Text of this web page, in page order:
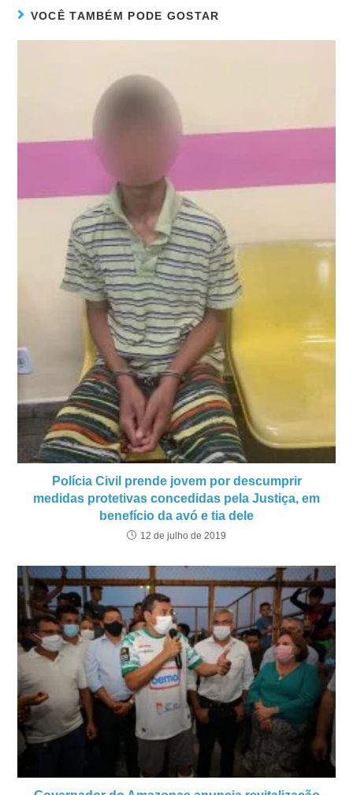
VOCÊ TAMBÉM PODE GOSTAR
Polícia Civil prende jovem por descumprir
medidas protetivas concedidas pela Justiça, em
benefício da avó e tia dele
12 de julho de 2019